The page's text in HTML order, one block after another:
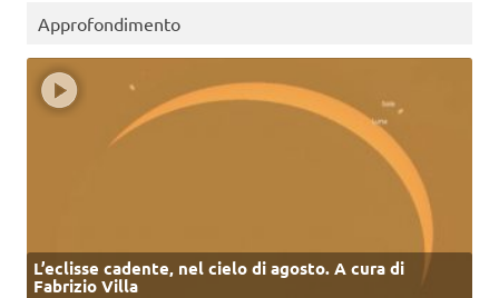
Approfondimento
L’eclisse cadente, nel cielo di agosto. A cura di
Fabrizio Villa